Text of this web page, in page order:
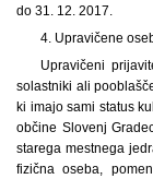
do 31. 12. 2017.
4. Upravičene
Upravičeni
solastniki ali
ki imajo sami status
občine Slovenj
starega mestnega
fizična oseba,